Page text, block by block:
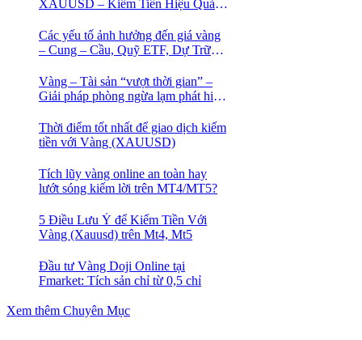
XAUUSD – Kiếm Tiền Hiệu Quả
Các yếu tố ảnh hưởng đến giá vàng
– Cung – Cầu, Quỹ ETF, Dự Trữ
Vàng – Tài sản “vượt thời gian” –
Giải pháp phòng ngừa lạm phát hiệu
Thời điểm tốt nhất để giao dịch kiếm
tiền với Vàng (XAUUSD)
Tích lũy vàng online an toàn hay
lướt sóng kiếm lời trên MT4/MT5?
5 Điều Lưu Ý để Kiếm Tiền Với
Vàng (Xauusd) trên Mt4, Mt5
Đầu tư Vàng Doji Online tại
Fmarket: Tích sản chỉ từ 0,5 chỉ
Xem thêm Chuyên Mục